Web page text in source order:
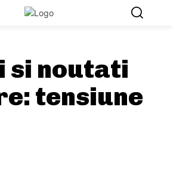
si noutati
tensiune